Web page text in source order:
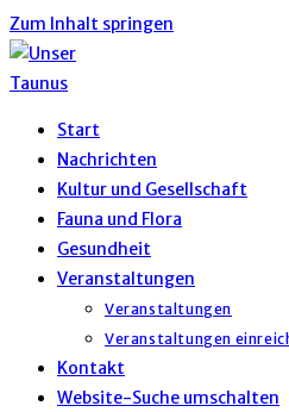
Zum Inhalt springen
Start
Nachrichten
Kultur und Gesellschaft
Fauna und Flora
Gesundheit
Veranstaltungen
Veranstaltungen
Veranstaltungen
Kontakt
Website-Suche umschalten